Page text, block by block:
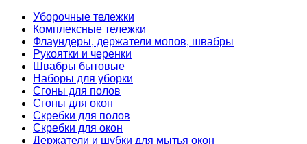
Уборочные тележки
Комплексные тележки
Флаундеры, держатели мопов, швабры
Рукоятки и черенки
Швабры бытовые
Наборы для уборки
Сгоны для полов
Сгоны для окон
Скребки для полов
Скребки для окон
Держатели и шубки для мытья окон